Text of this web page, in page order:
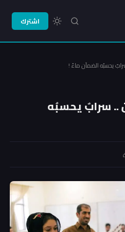
اشترك
يحسبُه الضمآن ماءً !
.. سرابٌ يحسبُه